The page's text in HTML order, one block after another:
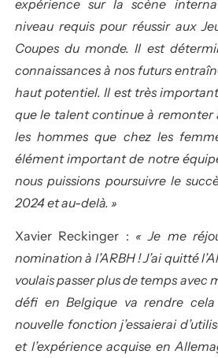
expérience sur la scène
niveau requis pour réussir aux
Coupes du monde. Il est
connaissances à nos futurs
haut potentiel. Il est très
que le talent continue à remonter
les hommes que chez les
élément important de notre
nous puissions poursuivre le
2024 et au-delà. »
Xavier Reckinger : « Je me
nomination à l’ARBH ! J’ai quitté
voulais passer plus de temps avec
défi en Belgique va rendre cela
nouvelle fonction j’essaierai
et l’expérience acquise en